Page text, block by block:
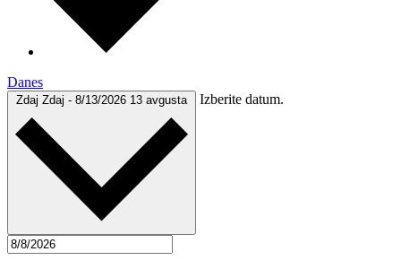
Danes
Zdaj Zdaj - 8/13/2026 13 avgusta Izberite datum.